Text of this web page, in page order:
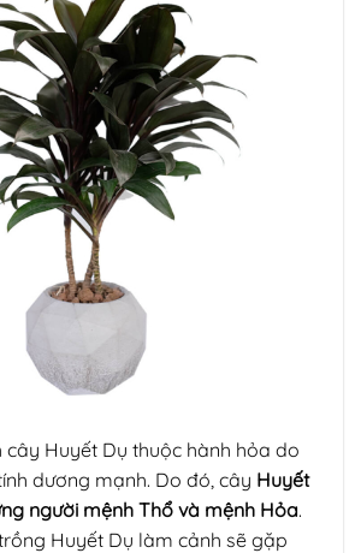
cây Huyết Dụ thuộc hành hỏa do
dương mạnh. Do đó, cây Huyết
người mệnh Thổ và mệnh Hỏa.
Huyết Dụ làm cảnh sẽ gặp